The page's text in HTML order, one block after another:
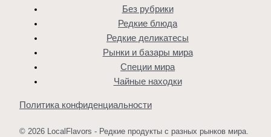
Без рубрики
Редкие блюда
Редкие деликатесы
Рынки и базары мира
Специи мира
Чайные находки
Политика конфиденциальности
© 2026 LocalFlavors - Редкие продукты с разных рынков мира.